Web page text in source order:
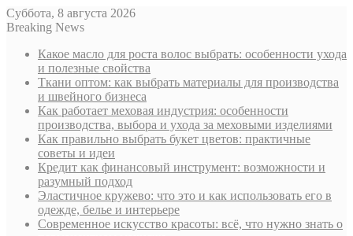
Суббота, 8 августа 2026
Breaking News
Какое масло для роста волос выбрать: особенности ухода
и полезные свойства
Ткани оптом: как выбрать материалы для производства
и швейного бизнеса
Как работает меховая индустрия: особенности
производства, выбора и ухода за меховыми изделиями
Как правильно выбрать букет цветов: практичные
советы и идеи
Кредит как финансовый инструмент: возможности и
разумный подход
Эластичное кружево: что это и как использовать его в
одежде, белье и интерьере
Современное искусство красоты: всё, что нужно знать о